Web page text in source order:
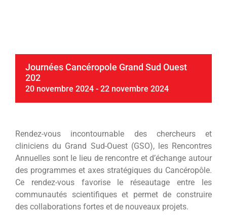
Journées Cancéropole Grand Sud Ouest
202
20 novembre 2024 - 22 novembre 2024
Rendez-vous incontournable des chercheurs et
cliniciens du Grand Sud-Ouest (GSO), les Rencontres
Annuelles sont le lieu de rencontre et d’échange autour
des programmes et axes stratégiques du Cancéropôle.
Ce rendez-vous favorise le réseautage entre les
communautés scientifiques et permet de construire
des collaborations fortes et de nouveaux projets.